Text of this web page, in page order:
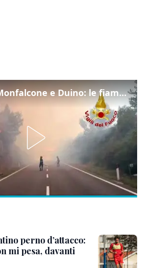
Incendio tra Monfalcone e Duino: le fiamme lambiscono la strada
perno d’attacco:
mi pesa, davanti